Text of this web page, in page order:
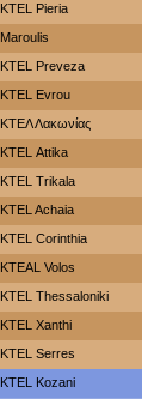
KTEL Pieria
Maroulis
KTEL Preveza
KTEL Evrou
ΚΤΕΛ Λακωνίας
KΤΕL Αttika
ΚΤΕL Τrikala
KTEL Achaia
KTEL Corinthia
KTEAL Volos
KTEL Thessaloniki
KTEL Xanthi
KTEL Serres
ΚΤΕL Kozani